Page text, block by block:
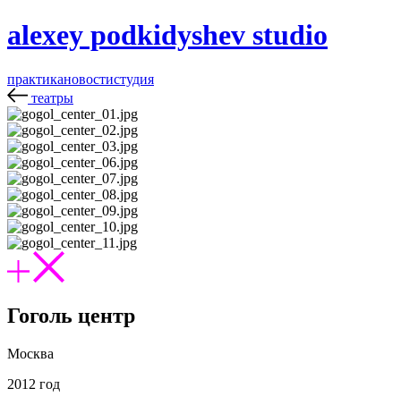
alexey podkidyshev studio
практикановостистудия
театры
Гоголь центр
Москва
2012 год